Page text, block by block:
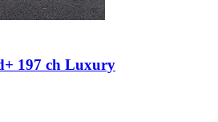
197 ch Luxury